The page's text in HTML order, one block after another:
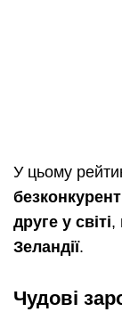
У цьому
друге у світі,
Зеландії.
Чудові